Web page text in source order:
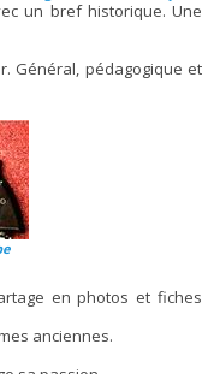
un bref historique. Une
Général, pédagogique et
en photos et fiches
anciennes.